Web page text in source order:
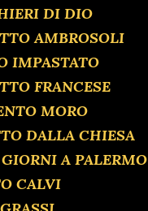
DI DIO
AMBROSOLI
IMPASTATO
FRANCESE
MORO
DALLA CHIESA
A PALERMO
CALVI